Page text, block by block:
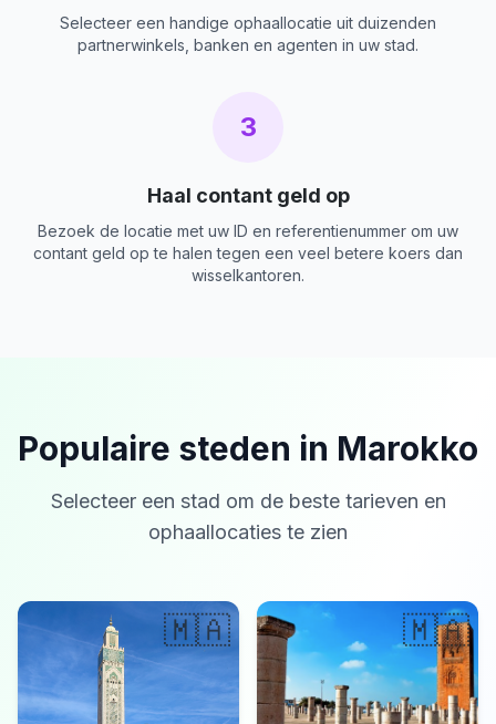
Selecteer een handige ophaallocatie uit duizenden
partnerwinkels, banken en agenten in uw stad.
3
Haal contant geld op
Bezoek de locatie met uw ID en referentienummer om uw
contant geld op te halen tegen een veel betere koers dan
wisselkantoren.
Populaire steden in Marokko
Selecteer een stad om de beste tarieven en
ophaallocaties te zien
🇲🇦 🇲🇦